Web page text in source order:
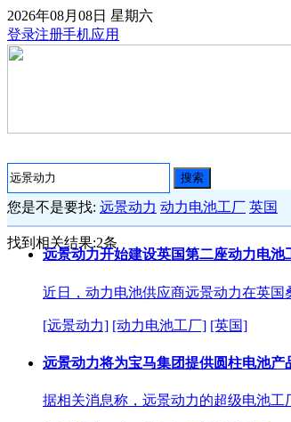
2026年08月08日 星期六
登录注册手机应用
搜索
您是不是要找: 远景动力 动力电池工厂 英国
找到相关结果:2条
远景动力开始建设英国第二座动力电池
近日，动力电池供应商远景动力在英国
[远景动力] [动力电池工厂] [英国]
远景动力将为宝马集团提供圆柱电池产
据相关消息称，远景动力的超级电池工